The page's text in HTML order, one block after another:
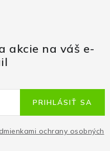
akcie na váš e-
ochrany osobných
PRIHLÁSIŤ SA